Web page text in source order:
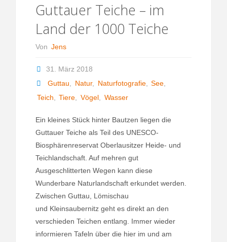
Guttauer Teiche – im
Land der 1000 Teiche
Von Jens
31. März 2018
Guttau
Natur, Naturfotografie, See
Teich
Tiere Vögel Wasser
Ein kleines Stück hinter Bautzen liegen die
Guttauer Teiche als Teil des UNESCO-
Biosphärenreservat Oberlausitzer Heide- und
Teichlandschaft. Auf mehren gut
Ausgeschlitterten Wegen kann diese
Wunderbare Naturlandschaft erkundet werden.
Zwischen Guttau, Lömischau
und Kleinsaubernitz geht es direkt an den
verschieden Teichen entlang. Immer wieder
informieren Tafeln über die hier im und am